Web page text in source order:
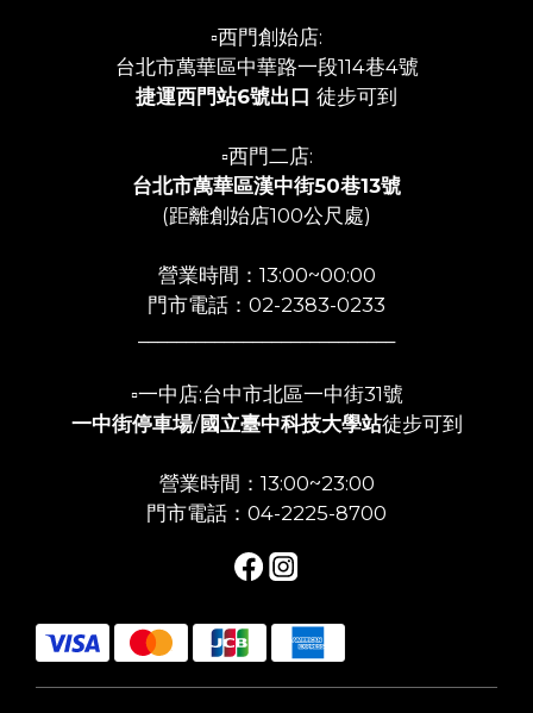
▫️西門創始店:
台北市萬華區中華路一段114巷4號
捷運西門站6號出口 徒步可到
▫️西門二店:
台北市萬華區漢中街50巷13號
(距離創始店100公尺處)
營業時間：13:00~00:00
門市電話：02-2383-0233
▫️一中店:台中市北區一中街31號
一中街停車場/國立臺中科技大學站徒步可到
營業時間：13:00~23:00
門市電話：04-2225-8700